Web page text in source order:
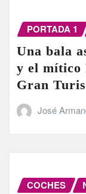
PORTADA 1
Una bala
y el mítico
Gran
José
COCHES